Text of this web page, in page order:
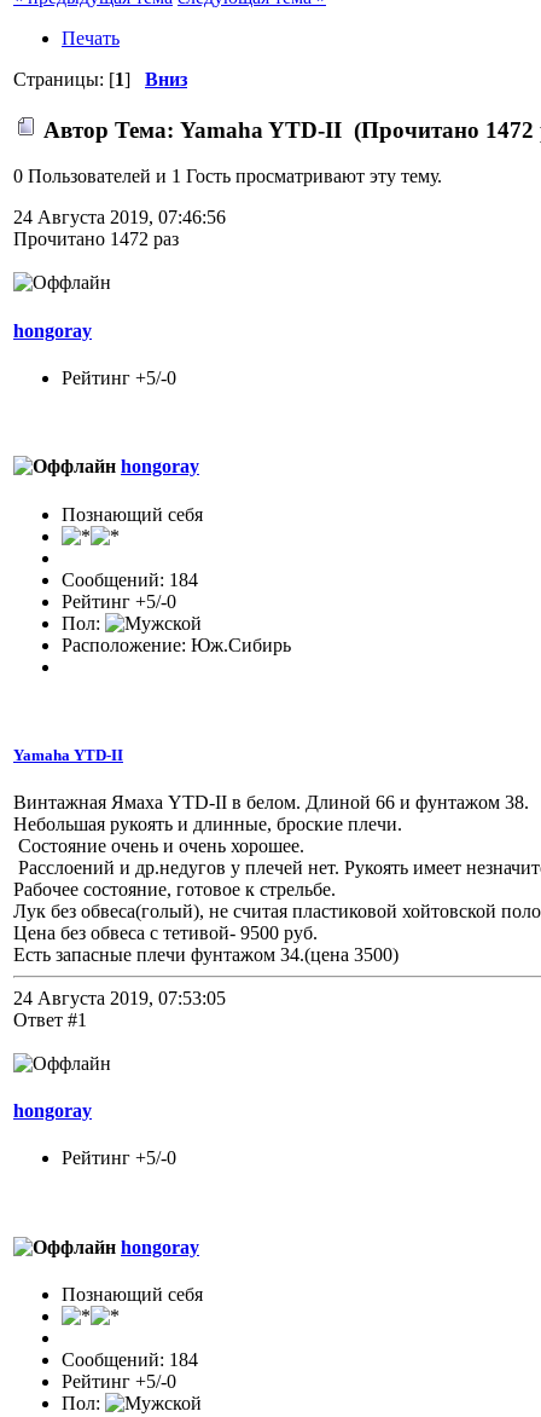
Печать
Страницы: [1] Вниз
Автор Тема: Yamaha YTD-II (Прочитано 1472
0 Пользователей и 1 Гость просматривают эту тему.
24 Августа 2019, 07:46:56
Прочитано 1472 раз
hongoray
Рейтинг +5/-0
hongoray
Познающий себя
Сообщений: 184
Рейтинг +5/-0
Пол:
Расположение: Юж.Сибирь
Yamaha YTD-II
Винтажная Ямаха YTD-II в белом. Длиной 66 и фунтажом 38.
Небольшая рукоять и длинные, броские плечи.
Состояние очень и очень хорошее.
Расслоений и др.недугов у плечей нет. Рукоять имеет
Рабочее состояние, готовое к стрельбе.
Лук без обвеса(голый), не считая пластиковой хойтовской
Цена без обвеса с тетивой- 9500 руб.
Есть запасные плечи фунтажом 34.(цена 3500)
24 Августа 2019, 07:53:05
Ответ #1
hongoray
Рейтинг +5/-0
hongoray
Познающий себя
Сообщений: 184
Рейтинг +5/-0
Пол: